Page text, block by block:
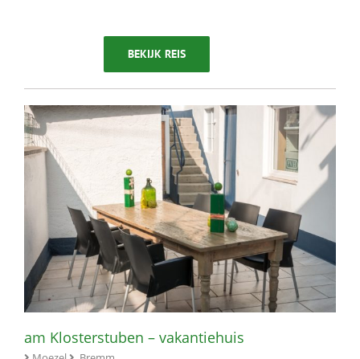
BEKIJK REIS
am Klosterstuben – vakantiehuis